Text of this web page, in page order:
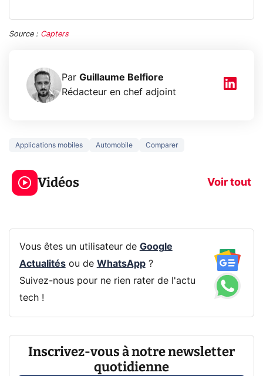
Source : Capters
Par Guillaume Belfiore
Rédacteur en chef adjoint
Applications mobiles Automobile Comparer
Vidéos Voir tout
3 écrans en 1 pour
319€ ? Voici L'AOC
CQ32G4ZA !
prochaine
Vous êtes un utilisateur de Google
Actualitésou de WhatsApp?
Suivez-nous pour ne rien rater de l'actu
tech !
Inscrivez-vous à notre newsletter
quotidienne